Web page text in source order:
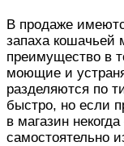
В продаже
запаха кошачьей
преимущество в
моющие и
разделяются по
быстро, но если
в магазин
самостоятельно